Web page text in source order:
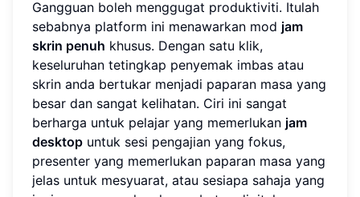
Gangguan boleh menggugat produktiviti. Itulah
sebabnya platform ini menawarkan mod jam
skrin penuh khusus. Dengan satu klik,
keseluruhan tetingkap penyemak imbas atau
skrin anda bertukar menjadi paparan masa yang
besar dan sangat kelihatan. Ciri ini sangat
berharga untuk pelajar yang memerlukan jam
desktop untuk sesi pengajian yang fokus,
presenter yang memerlukan paparan masa yang
jelas untuk mesyuarat, atau sesiapa sahaja yang